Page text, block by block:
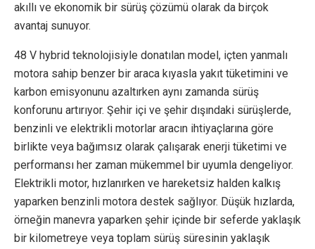
akıllı ve ekonomik bir sürüş çözümü olarak da birçok
avantaj sunuyor.
48 V hybrid teknolojisiyle donatılan model, içten yanmalı
motora sahip benzer bir araca kıyasla yakıt tüketimini ve
karbon emisyonunu azaltırken aynı zamanda sürüş
konforunu artırıyor. Şehir içi ve şehir dışındaki sürüşlerde,
benzinli ve elektrikli motorlar aracın ihtiyaçlarına göre
birlikte veya bağımsız olarak çalışarak enerji tüketimi ve
performansı her zaman mükemmel bir uyumla dengeliyor.
Elektrikli motor, hızlanırken ve hareketsiz halden kalkış
yaparken benzinli motora destek sağlıyor. Düşük hızlarda,
örneğin manevra yaparken şehir içinde bir seferde yaklaşık
bir kilometreye veya toplam sürüş süresinin yaklaşık